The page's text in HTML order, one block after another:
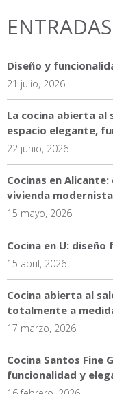
Diseño y
21 julio, 2026
La cocina abierta al
espacio elegante,
22 junio, 2026
Cocinas en
vivienda
15 mayo, 2026
Cocina en U:
15 abril, 2026
Cocina abierta al
totalmente a
17 marzo, 2026
Cocina Santos Fine
funcionalidad y